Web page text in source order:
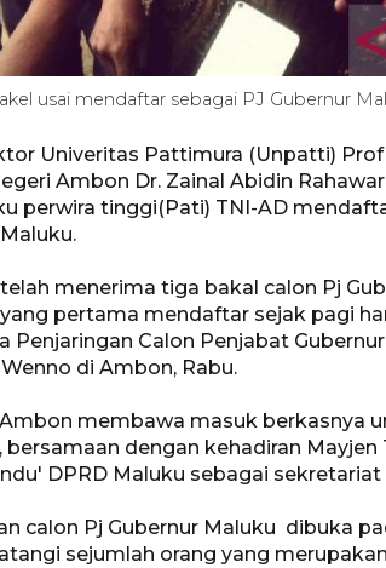
usai mendaftar sebagai PJ Gubernur
Univeritas Pattimura (Unpatti)
Ambon Dr. Zainal Abidin
perwira tinggi(Pati) TNI-AD
menerima tiga bakal calon Pj
pertama mendaftar sejak pagi
Penjaringan Calon Penjabat
di Ambon, Rabu.
membawa masuk berkasnya
bersamaan dengan kehadiran
DPRD Maluku sebagai
calon Pj Gubernur Maluku dibuka
sejumlah orang yang